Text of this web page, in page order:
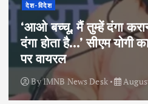
देश-विदेश
‘आओ बच्चू, मैं तुम्हें दंगा
दंगा होता है…’ सीएम योगी
पर वायरल
ByIMNB News Desk